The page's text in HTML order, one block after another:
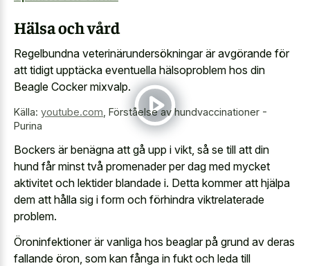
Hälsa och vård
Regelbundna veterinärundersökningar är avgörande för
att tidigt upptäcka eventuella hälsoproblem hos din
Beagle Cocker mixvalp.
Källa: youtube.com Förståelse av hundvaccinationer -
Purina
Bockers är benägna att gå upp i vikt, så se till att din
hund får minst två promenader per dag med mycket
aktivitet och lektider blandade i. Detta kommer att hjälpa
dem att hålla sig i form och förhindra viktrelaterade
problem.
Öroninfektioner är vanliga hos beaglar på grund av deras
fallande öron, som kan fånga in fukt och leda till